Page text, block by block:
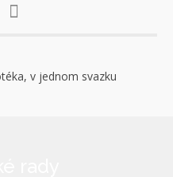
v jednom svazku